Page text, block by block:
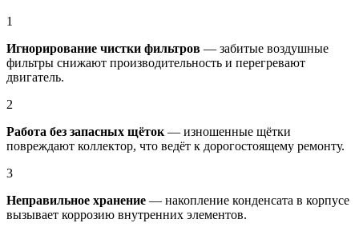
1
Игнорирование чистки фильтров — забитые воздушные
фильтры снижают производительность и перегревают
двигатель.
2
Работа без запасных щёток — изношенные щётки
повреждают коллектор, что ведёт к дорогостоящему ремонту.
3
Неправильное хранение — накопление конденсата в корпусе
вызывает коррозию внутренних элементов.